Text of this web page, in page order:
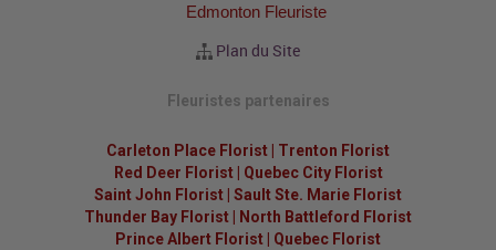
Edmonton Fleuriste
Plan du Site
Fleuristes partenaires
Carleton Place Florist | Trenton Florist
Red Deer Florist| Quebec City Florist
Saint John Florist | Sault Ste. Marie Florist
Thunder Bay Florist | North Battleford Florist
Prince Albert Florist | Quebec Florist